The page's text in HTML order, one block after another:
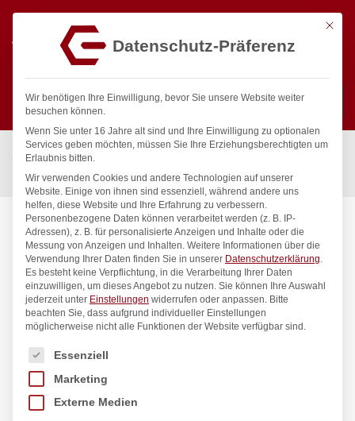
Suchen
Start / Gastronomiebedarf & Gastro Geräte für Profis
Küchengeräte
Pizza Pizzabretter, HENDI, ø450mm
Mit
Datenschutz-Präferenz
Wir benötigen Ihre Einwilligung, bevor Sie unsere Website weiter
besuchen können.
Wenn Sie unter 16 Jahre alt sind und Ihre Einwilligung zu optionalen
Services geben möchten, müssen Sie Ihre Erziehungsberechtigten um
Erlaubnis bitten.
Wir verwenden Cookies und andere Technologien auf unserer
Website. Einige von ihnen sind essenziell, während andere uns
helfen, diese Website und Ihre Erfahrung zu verbessern.
Personenbezogene Daten können verarbeitet werden (z. B. IP-
Adressen), z. B. für personalisierte Anzeigen und Inhalte oder die
Messung von Anzeigen und Inhalten. Weitere Informationen über die
Verwendung Ihrer Daten finden Sie in unserer Datenschutzerklärung.
Es besteht keine Verpflichtung, in die Verarbeitung Ihrer Daten
einzuwilligen, um dieses Angebot zu nutzen. Sie können Ihre Auswahl
jederzeit unter Einstellungen widerrufen oder anpassen. Bitte
beachten Sie, dass aufgrund individueller Einstellungen
möglicherweise nicht alle Funktionen der Website verfügbar sind.
Es folgt eine Liste der Service-Gruppen, für die eine
Essenziell
Marketing
Externe Medien